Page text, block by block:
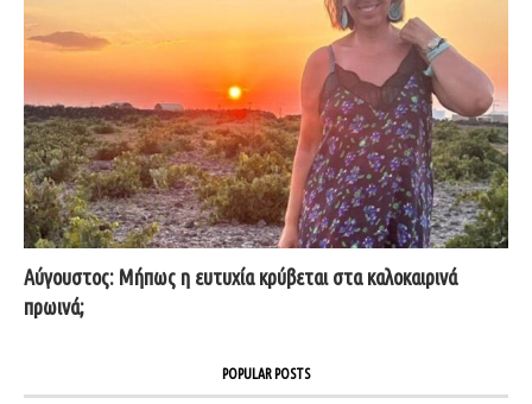
Αύγουστος: Μήπως η ευτυχία κρύβεται στα καλοκαιρινά
πρωινά;
POPULAR POSTS